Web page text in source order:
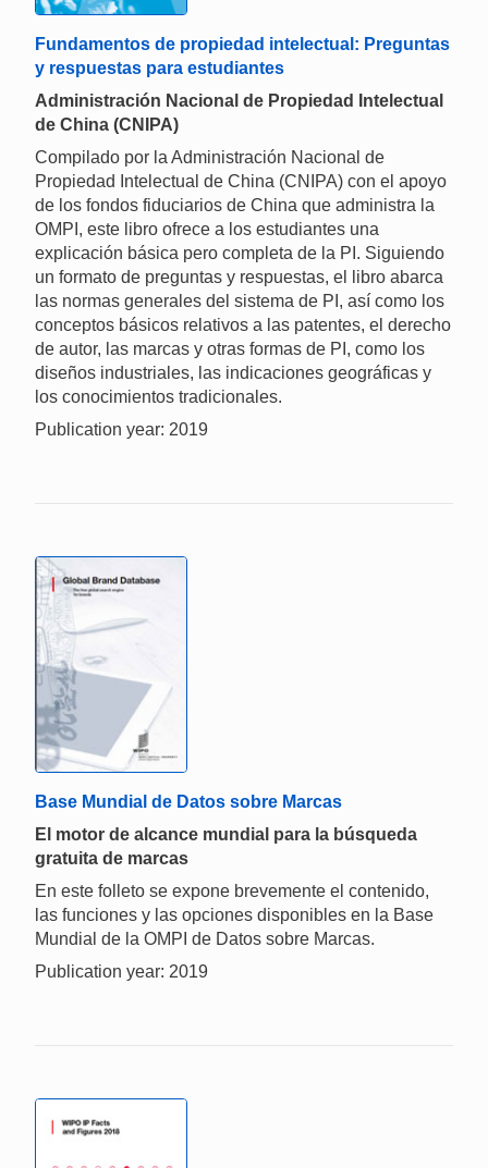
Fundamentos de propiedad intelectual: Preguntas
y respuestas para estudiantes
Administración Nacional de Propiedad Intelectual
de China (CNIPA)
Compilado por la Administración Nacional de
Propiedad Intelectual de China (CNIPA) con el apoyo
de los fondos fiduciarios de China que administra la
OMPI, este libro ofrece a los estudiantes una
explicación básica pero completa de la PI. Siguiendo
un formato de preguntas y respuestas, el libro abarca
las normas generales del sistema de PI, así como los
conceptos básicos relativos a las patentes, el derecho
de autor, las marcas y otras formas de PI, como los
diseños industriales, las indicaciones geográficas y
los conocimientos tradicionales.
Publication year: 2019
Base Mundial de Datos sobre Marcas
El motor de alcance mundial para la búsqueda
gratuita de marcas
En este folleto se expone brevemente el contenido,
las funciones y las opciones disponibles en la Base
Mundial de la OMPI de Datos sobre Marcas.
Publication year: 2019